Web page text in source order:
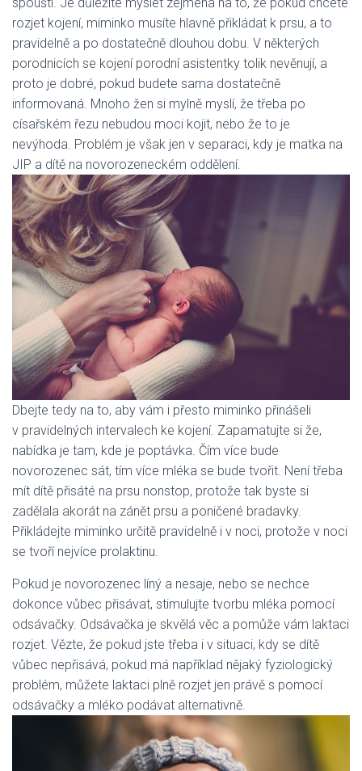
rozjet kojení, miminko musíte hlavně přikládat k prsu, a to
pravidelně a po dostatečně dlouhou dobu. V některých
porodnicích se kojení porodní asistentky tolik nevěnují, a
proto je dobré, pokud budete sama dostatečně
informovaná. Mnoho žen si mylně myslí, že třeba po
císařském řezu nebudou moci kojit, nebo že to je
nevýhoda. Problém je však jen v separaci, kdy je matka na
JIP a dítě na novorozeneckém oddělení.
Dbejte tedy na to, aby vám i přesto miminko přinášeli
v pravidelných intervalech ke kojení. Zapamatujte si že,
nabídka je tam, kde je poptávka. Čím více bude
novorozenec sát, tím více mléka se bude tvořit. Není třeba
mít dítě přisáté na prsu nonstop, protože tak byste si
zadělala akorát na zánět prsu a poničené bradavky.
Přikládejte miminko určitě pravidelně i v noci, protože v noci
se tvoří nejvíce prolaktinu.
Pokud je novorozenec líný a nesaje, nebo se nechce
dokonce vůbec přisávat, stimulujte tvorbu mléka pomocí
odsávačky. Odsávačka je skvělá věc a pomůže vám laktaci
rozjet. Vězte, že pokud jste třeba i v situaci, kdy se dítě
vůbec nepřisává, pokud má například nějaký fyziologický
problém, můžete laktaci plně rozjet jen právě s pomocí
odsávačky a mléko podávat alternativně.